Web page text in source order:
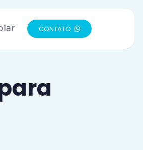
CONTATO